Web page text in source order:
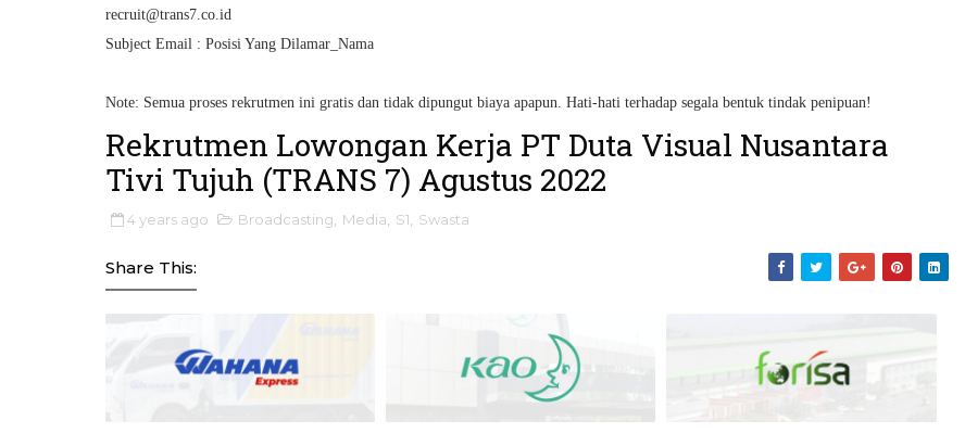
recruit@trans7.co.id
Subject Email : Posisi Yang Dilamar_Nama
Note: Semua proses rekrutmen ini gratis dan tidak dipungut biaya apapun. Hati-hati terhadap segala bentuk tindak penipuan!
Rekrutmen Lowongan Kerja PT Duta Visual Nusantara
Tivi Tujuh (TRANS 7) Agustus 2022
4 years ago Broadcasting Media S1 Swasta
Share This: